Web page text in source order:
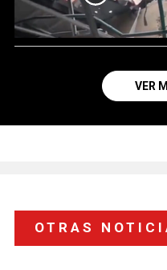
VER
OTRAS